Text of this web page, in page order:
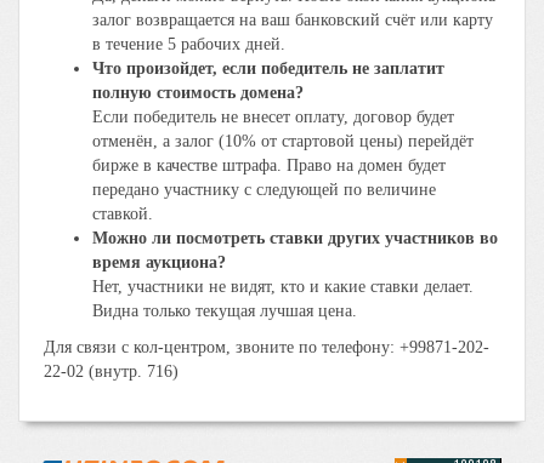
залог возвращается на ваш банковский счёт или карту
в течение 5 рабочих дней.
Что произойдет, если победитель не заплатит
полную стоимость домена?
Если победитель не внесет оплату, договор будет
отменён, а залог (10% от стартовой цены) перейдёт
бирже в качестве штрафа. Право на домен будет
передано участнику с следующей по величине
ставкой.
Можно ли посмотреть ставки других участников во
время аукциона?
Нет, участники не видят, кто и какие ставки делает.
Видна только текущая лучшая цена.
Для связи с кол-центром, звоните по телефону: +99871-202-
22-02 (внутр. 716)